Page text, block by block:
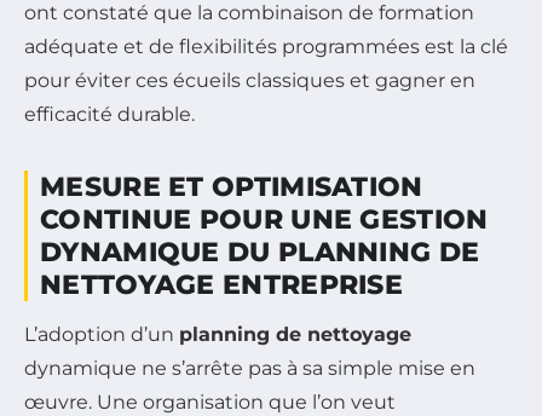
ont constaté que la combinaison de formation
adéquate et de flexibilités programmées est la clé
pour éviter ces écueils classiques et gagner en
efficacité durable.
MESURE ET OPTIMISATION
CONTINUE POUR UNE GESTION
DYNAMIQUE DU PLANNING DE
NETTOYAGE ENTREPRISE
L’adoption d’un planning de nettoyage
dynamique ne s’arrête pas à sa simple mise en
œuvre. Une organisation que l’on veut